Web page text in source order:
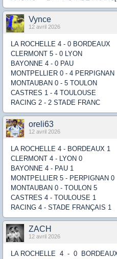
Vynce
12 avril 2026
LA ROCHELLE 4 - 0 BORDEAUX
CLERMONT 5 - 0 LYON
BAYONNE 4 - 0 PAU
MONTPELLIER 0 - 4 PERPIGNAN
MONTAUBAN 0 - 5 TOULON
CASTRES 1 - 4 TOULOUSE
RACING 2 - 2 STADE FRANC
oreli63
12 avril 2026
LA ROCHELLE 4 - BORDEAUX 1
CLERMONT 4 - LYON 0
BAYONNE 4 - PAU 1
MONTPELLIER 5 - PERPIGNAN 0
MONTAUBAN 0 - TOULON 5
CASTRES 4 - TOULOUSE 1
RACING 4 - STADE FRANÇAIS 1
ZACH
12 avril 2026
LA ROCHELLE 4 - 0